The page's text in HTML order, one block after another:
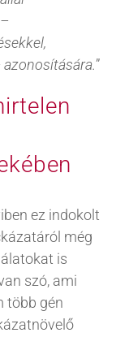
”
ez indokolt
még
is
szó, ami
több gén